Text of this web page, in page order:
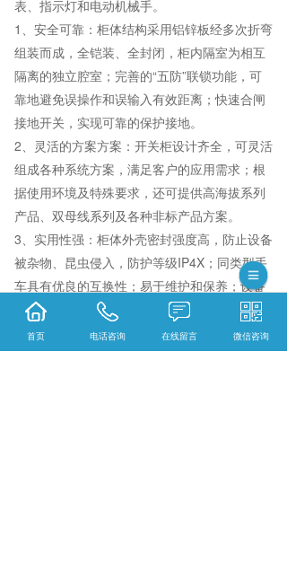
表、指示灯和电动机械手。
1、安全可靠：柜体结构采用铝锌板经多次折弯
组装而成，全铠装、全封闭，柜内隔室为相互
隔离的独立腔室；完善的“五防”联锁功能，可
靠地避免误操作和误输入有效距离；快速合闸
接地开关，实现可靠的保护接地。
2、灵活的方案方案：开关柜设计齐全，可灵活
组成各种系统方案，满足客户的应用需求；根
据使用环境及特殊要求，还可提供高海拔系列
产品、双母线系列及各种非标产品方案。
3、实用性强：柜体外壳密封强度高，防止设备
被杂物、昆虫侵入，防护等级IP4X；同类型手
车具有优良的互换性；易于维护和保养；设备
可从正面调试和保护，可背靠背两层放置或靠
墙安装，减少占地面积；选用通用配件和标准
备件，保护成本低。
首页 电话咨询 在线留言 微信咨询